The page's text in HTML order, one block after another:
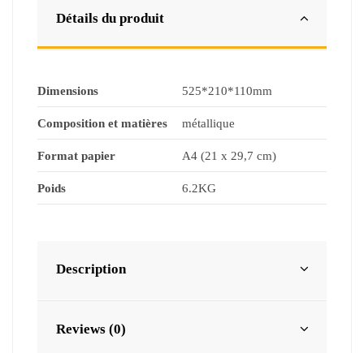
Détails du produit
Dimensions 525*210*110mm
Composition et matières métallique
Format papier A4 (21 x 29,7 cm)
Poids 6.2KG
Description
Reviews (0)